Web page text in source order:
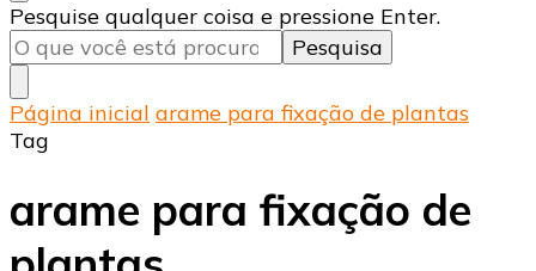
Procurando
algo?
Pesquise qualquer coisa e pressione Enter.
Página inicial arame para fixação de plantas
Tag
arame para fixação de